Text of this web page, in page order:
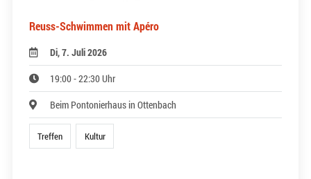
Reuss-Schwimmen mit Apéro
Di, 7. Juli 2026
19:00 - 22:30 Uhr
Beim Pontonierhaus in Ottenbach
Treffen Kultur